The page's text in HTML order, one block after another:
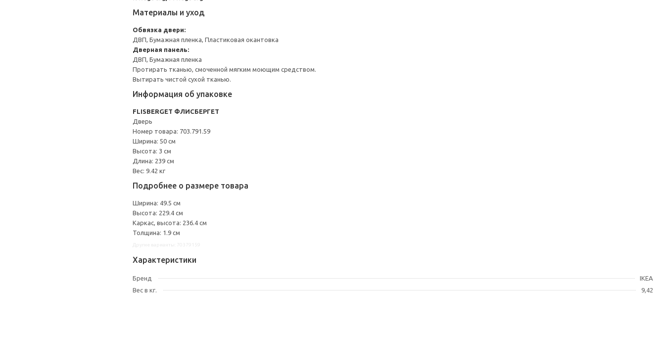
Материалы и уход
Обвязка двери:
ДВП, Бумажная пленка, Пластиковая окантовка
Дверная панель:
ДВП, Бумажная пленка
Протирать тканью, смоченной мягким моющим средством.
Вытирать чистой сухой тканью.
Информация об упаковке
FLISBERGET ФЛИСБЕРГЕТ
Дверь
Номер товара: 703.791.59
Ширина: 50 см
Высота: 3 см
Длина: 239 см
Вес: 9.42 кг
Подробнее о размере товара
Ширина: 49.5 см
Высота: 229.4 см
Каркас, высота: 236.4 см
Толщина: 1.9 см
Характеристики
Бренд
IKEA
Вес в кг.
9,42